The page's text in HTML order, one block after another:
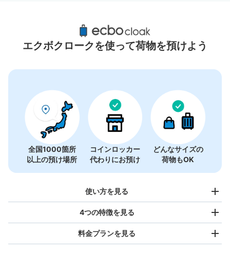
大阪天満宮駅周辺のおすすめコインロッカー
4件
エクボクロークを使って荷物を預けよう
全国1000箇所
以上の預け場所
コインロッカー
代わりにお預け
どんなサイズの
荷物もOK
使い方を見る
4つの特徴を見る
料金プランを見る